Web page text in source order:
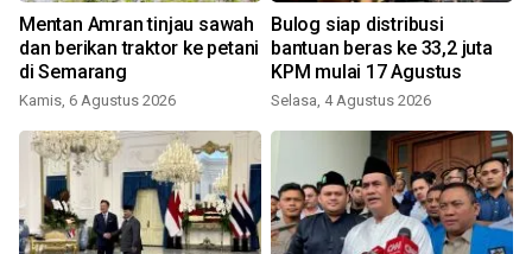
Mentan Amran tinjau sawah
dan berikan traktor ke petani
di Semarang
Kamis, 6 Agustus 2026
Bulog siap distribusi
bantuan beras ke 33,2 juta
KPM mulai 17 Agustus
Selasa, 4 Agustus 2026